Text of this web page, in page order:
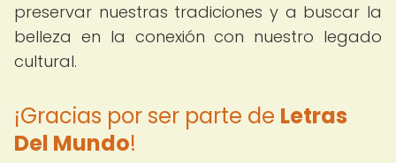
preservar nuestras tradiciones y a buscar la
belleza en la conexión con nuestro legado
cultural.
¡Gracias por ser parte de Letras
Del Mundo!